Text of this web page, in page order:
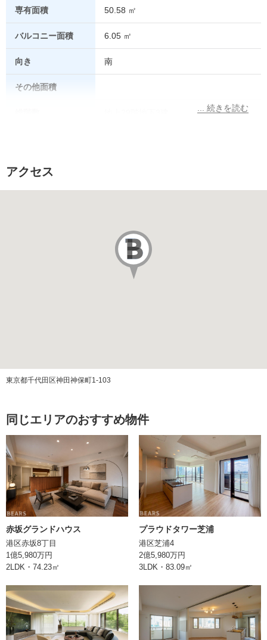
専有面積 50.58 ㎡
バルコニー面積 6.05 ㎡
向き 南
その他面積
販売価格
管理会社 三井不動産
管理費
ペット飼育 可（飼育細則有）
エレベーター あり
RC(鉄筋コンクリート)造
土地権利
引渡
取引形態 媒介
アクセス
東京都千代田区神田神保町1-103
同じエリアのおすすめ物件
赤坂グランドハウス
港区赤坂8丁目
1億5,980万円
2LDK・74.23㎡
プラウドタワー芝浦
港区芝浦4
2億5,980万円
3LDK・83.09㎡